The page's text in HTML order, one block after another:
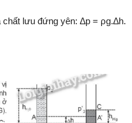
lưu đứng yên: ∆p = ρg.∆h.